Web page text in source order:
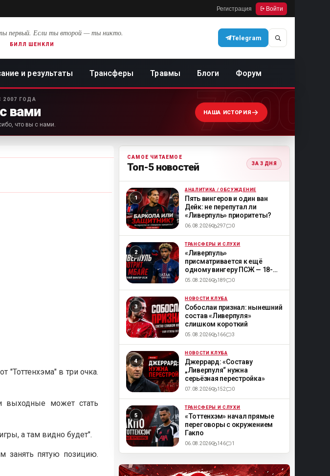
Регистрация Войти
первый. Если ты второй — ты никто.
БИЛЛ ШЕНКЛИ
Telegram
и результаты Трансферы Травмы Блоги Форум
7000
С 2007 ГОДА
вами
что вы с нами.
НАША ИСТОРИЯ
"Тоттенхэма" в три очка.
выходные может стать
а там видно будет".
занять пятую позицию.
САМОЕ ЧИТАЕМОЕ
Топ-5 новостей ЗА 3 ДНЯ
ML АНАЛИТИКА / ОБСУЖДЕНИЕ
Пять вингеров и один ван
Дейк: не перепутал ли
«Ливерпуль» приоритеты?
06.08.2026 297 0
ML ТРАНСФЕРЫ И СЛУХИ
«Ливерпуль»
присматривается к ещё
одному вингеру ПСЖ — 18-
летнему Мбайе
05.08.2026 189 0
ML НОВОСТИ КЛУБА
Собослаи признал: нынешний
состав «Ливерпуля»
слишком короткий
05.08.2026 166 3
ML НОВОСТИ КЛУБА
Джеррард: «Составу
„Ливерпуля“ нужна
серьёзная перестройка»
07.08.2026 152 0
ML ТРАНСФЕРЫ И СЛУХИ
«Тоттенхэм» начал прямые
переговоры с окружением
Гакпо
06.08.2026 146 1